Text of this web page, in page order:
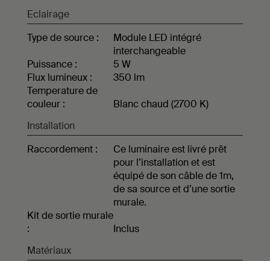
Eclairage
Type de source :
Module LED intégré
interchangeable
Puissance :
5 W
Flux lumineux :
350 lm
Temperature de
couleur :
Blanc chaud (2700 K)
Installation
Raccordement :
Ce luminaire est livré prêt
pour l’installation et est
équipé de son câble de 1m,
de sa source et d’une sortie
murale.
Kit de sortie murale
:
Inclus
Matériaux